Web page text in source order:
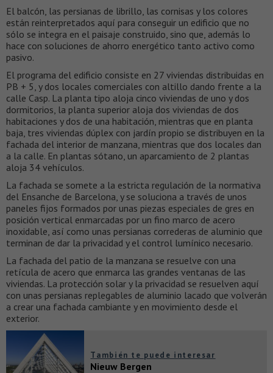
El balcón, las persianas de librillo, las cornisas y los colores
están reinterpretados aquí para conseguir un edificio que no
sólo se integra en el paisaje construido, sino que, además lo
hace con soluciones de ahorro energético tanto activo como
pasivo.
El programa del edificio consiste en 27 viviendas distribuidas en
PB + 5, y dos locales comerciales con altillo dando frente a la
calle Casp. La planta tipo aloja cinco viviendas de uno y dos
dormitorios, la planta superior aloja dos viviendas de dos
habitaciones y dos de una habitación, mientras que en planta
baja, tres viviendas dúplex con jardín propio se distribuyen en la
fachada del interior de manzana, mientras que dos locales dan
a la calle. En plantas sótano, un aparcamiento de 2 plantas
aloja 34 vehículos.
La fachada se somete a la estricta regulación de la normativa
del Ensanche de Barcelona, y se soluciona a través de unos
paneles fijos formados por unas piezas especiales de gres en
posición vertical enmarcadas por un fino marco de acero
inoxidable, así como unas persianas correderas de aluminio que
terminan de dar la privacidad y el control lumínico necesario.
La fachada del patio de la manzana se resuelve con una
retícula de acero que enmarca las grandes ventanas de las
viviendas. La protección solar y la privacidad se resuelven aquí
con unas persianas replegables de aluminio lacado que volverán
a crear una fachada cambiante y en movimiento desde el
exterior.
También te puede interesar
Nieuw Bergen